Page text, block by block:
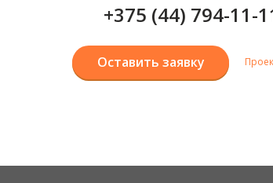
+375 (44) 794-11-
Оставить заявку